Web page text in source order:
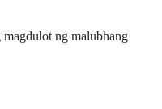
ng malubhang